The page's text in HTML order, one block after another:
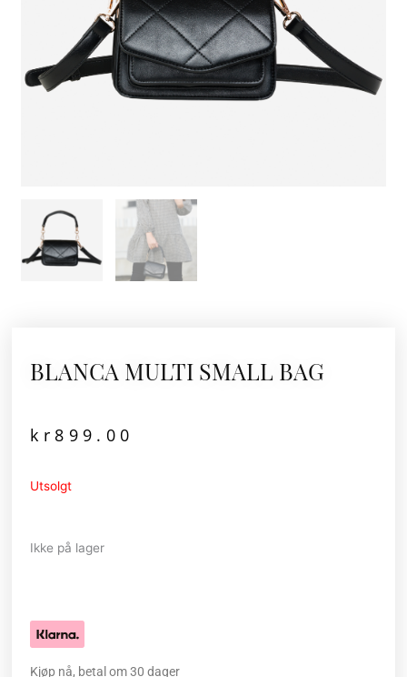
BLANCA MULTI SMALL BAG
kr 899.00
Utsolgt
Ikke på lager
Kjøp nå, betal om 30 dager